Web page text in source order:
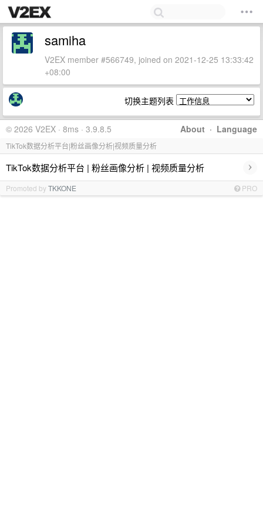
samiha
V2EX member #566749, joined on 2021-12-25 13:33:42
+08:00
切换主题列表
About · Language
© 2026 V2EX · 8ms · 3.9.8.5
TikTok数据分析平台|粉丝画像分析|视频质量分析
TikTok数据分析平台 | 粉丝画像分析 | 视频质量分析 ›
Promoted byTKKONE PRO